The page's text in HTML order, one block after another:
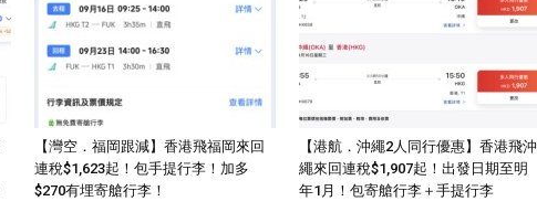
【灣空．福岡跟減】香港飛福岡來回
連稅$1,623起！包手提行李！加多
$270有埋寄艙行李！
【港航．沖繩2人同行優惠】香港飛沖
繩來回連稅$1,907起！出發日期至明
年1月！包寄艙行李＋手提行李